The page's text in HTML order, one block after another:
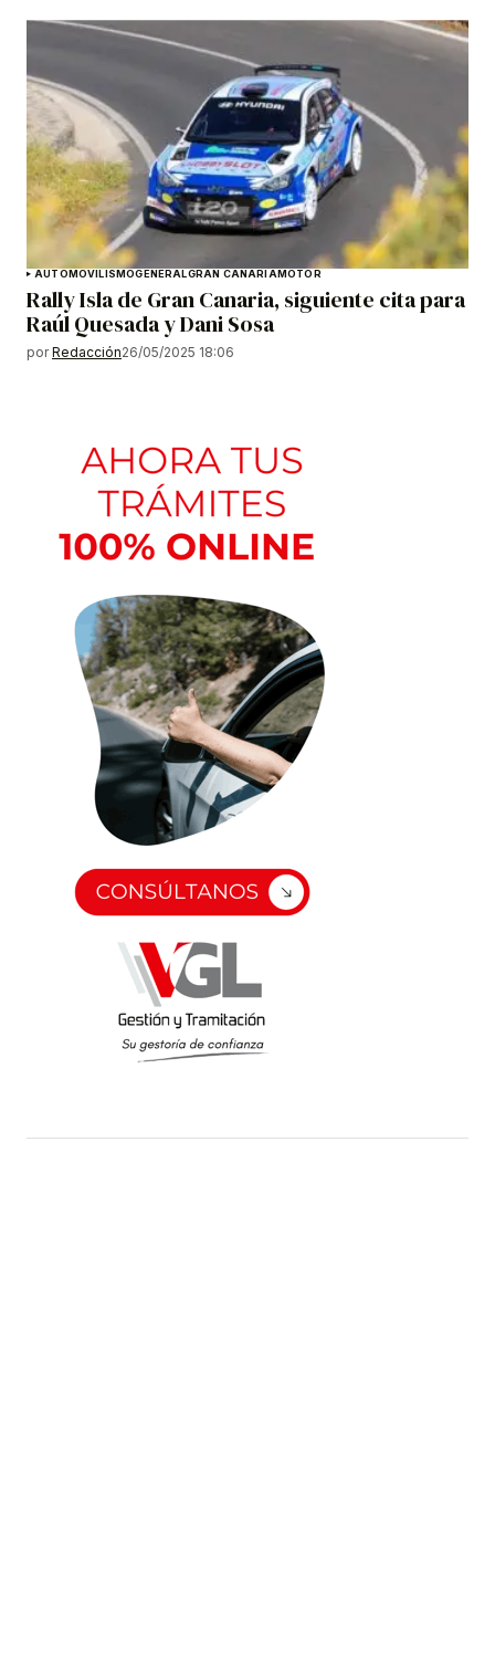
AUTOMOVILISMOGENERALGRAN CANARIAMOTOR
Rally Isla de Gran Canaria, siguiente cita para
Raúl Quesada y Dani Sosa
por Redacción26/05/2025 18:06